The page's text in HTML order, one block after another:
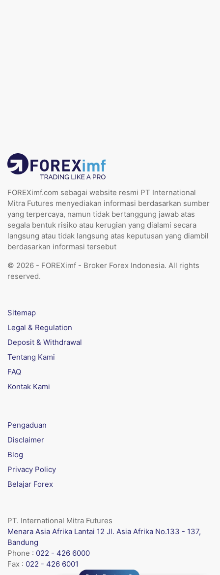
FOREXimf.com sebagai website resmi PT International
Mitra Futures menyediakan informasi berdasarkan sumber
yang terpercaya, namun tidak bertanggung jawab atas
segala bentuk risiko atau kerugian yang dialami secara
langsung atau tidak langsung atas keputusan yang diambil
berdasarkan informasi tersebut
© 2026 - FOREXimf - Broker Forex Indonesia. All rights
reserved.
Sitemap
Legal & Regulation
Deposit & Withdrawal
Tentang Kami
FAQ
Kontak Kami
Pengaduan
Disclaimer
Blog
Privacy Policy
Belajar Forex
PT. International Mitra Futures
Menara Asia Afrika Lantai 12 Jl. Asia Afrika No.133 - 137,
Bandung
Phone : 022 - 426 6000
Fax : 022 - 426 6001